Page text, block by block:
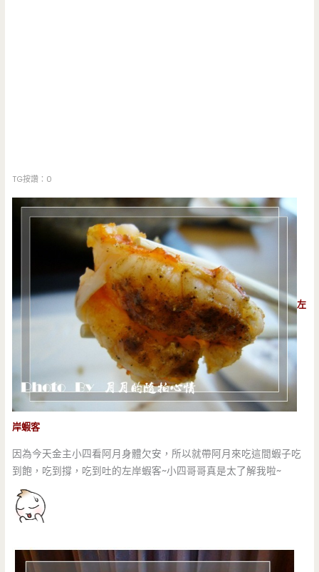
TG按讚：0
左
岸蝦客
因為今天金主小四看阿月身體欠安，所以就帶阿月來吃這間蝦子吃
到飽，吃到撐，吃到吐的左岸蝦客~小四哥哥真是太了解我啦~